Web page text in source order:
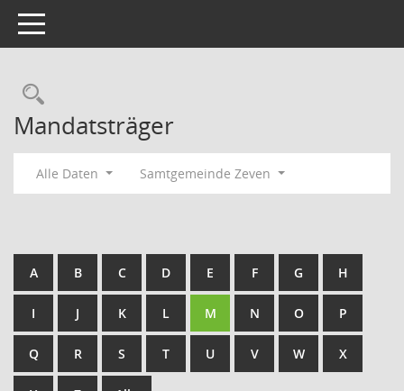
Toggle navigation
Rechercheauswahl
Mandatsträger
Alle Daten Samtgemeinde Zeven
A B C D E F G H
I J K L M N O P
Q R S T U V W X